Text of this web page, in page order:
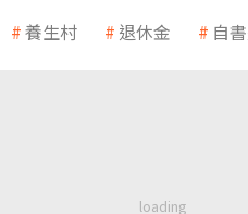
養生村 退休金 自